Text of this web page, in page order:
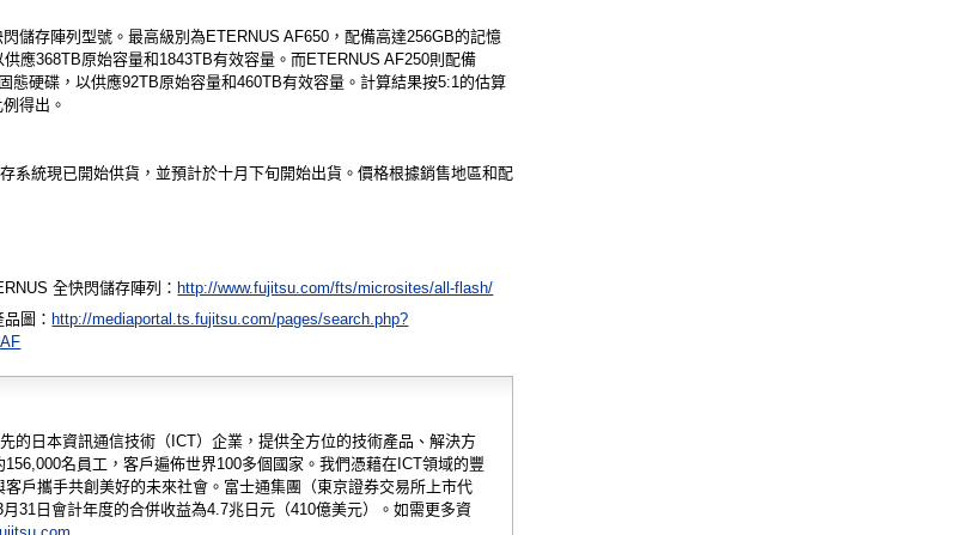
儲存陣列型號。最高級別為ETERNUS AF650，配備高達256GB的記憶
應368TB原始容量和1843TB有效容量。而ETERNUS AF250則配備
態硬碟，以供應92TB原始容量和460TB有效容量。計算結果按5:1的估算
得出。
系統現已開始供貨，並預計於十月下旬開始出貨。價格根據銷售地區和配
全快閃儲存陣列： http://www.fujitsu.com/fts/microsites/all-flash/
品圖：http://mediaportal.ts.fujitsu.com/pages/search.php?
的日本資訊通信技術（ICT）企業，提供全方位的技術產品、解決方
名員工，客戶遍佈世界100多個國家。我們憑藉在ICT領域的豐
客戶攜手共創美好的未來社會。富士通集團（東京證券交易所上市代
31日會計年度的合併收益為4.7兆日元（410億美元）。如需更多資